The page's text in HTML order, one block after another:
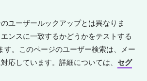
ユーザールックアップとは異なりま
ンスに一致するかどうかをテストする
す。このページのユーザー検索は、メー
応しています。詳細については、 セグ